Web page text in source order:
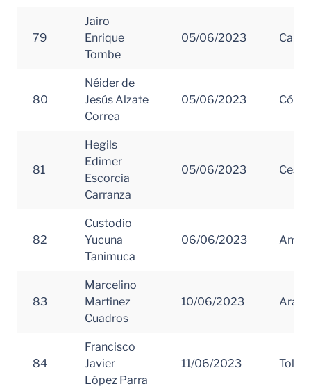
79
Jairo
Enrique
Tombe
05/06/2023
80
Néider de
Jesús Alzate
Correa
05/06/2023
81
Hegils
Edimer
Escorcia
Carranza
05/06/2023 Cesar
82
Custodio
Yucuna
Tanimuca
06/06/2023
83
Marcelino
Martinez
Cuadros
10/06/2023
84
Francisco
Javier
López Parra
11/06/2023